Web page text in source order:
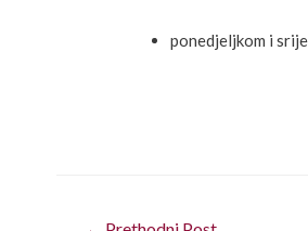
ponedjeljkom i